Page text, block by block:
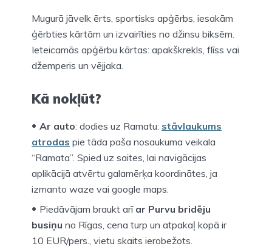
Mugurā jāvelk ērts, sportisks apģērbs, iesakām
ģērbties kārtām un izvairīties no džinsu biksēm.
Ieteicamās apģērbu kārtas: apakškrekls, flīss vai
džemperis un vējjaka.
Kā nokļūt?
Ar auto: dodies uz Ramatu: stāvlaukums
atrodas pie tāda paša nosaukuma veikala
“Ramata”. Spied uz saites, lai navigācijas
aplikācijā atvērtu galamērķa koordinātes, ja
izmanto waze vai google maps.
Piedāvājam braukt arī ar Purvu bridēju
busiņu no Rīgas, cena turp un atpakaļ kopā ir
10 EUR/pers., vietu skaits ierobežots.